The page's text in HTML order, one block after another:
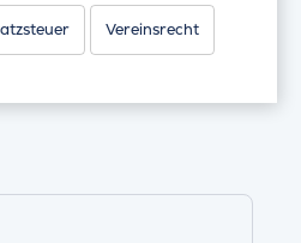
Vereinsrecht